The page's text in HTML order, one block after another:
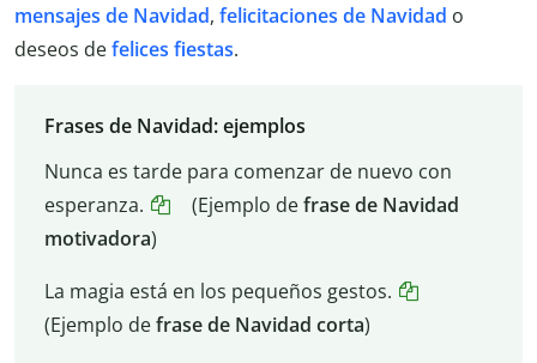
mensajes de Navidad, felicitaciones de Navidad o
deseos defelices fiestas.
Frases de Navidad: ejemplos
Nunca es tarde para comenzar de nuevo con
esperanza.
(Ejemplo defrase de Navidad
motivadora)
La magia está en los pequeños gestos.
(Ejemplo defrase de Navidad corta)